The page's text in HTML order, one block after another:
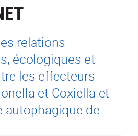
relations
écologiques et
les effecteurs
et Coxiella et
autophagique de